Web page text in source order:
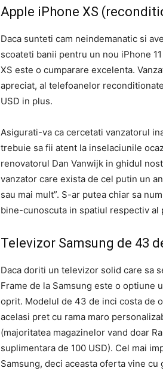
Apple iPhone XS
Daca sunteti cam neindemanatic si
scoateti banii pentru un nou iPhone
XS este o cumparare excelenta.
apreciat, al telefoanelor
USD in plus.
Asigurati-va ca cercetati vanzatorul
trebuie sa fii atent la inselaciunile
renovatorul Dan Vanwijk in ghidul
vanzator care exista de cel putin un
sau mai mult”. S-ar putea chiar sa
bine-cunoscuta in spatiul respectiv al
Televizor Samsung de 43
Daca doriti un televizor solid care sa
Frame de la Samsung este o optiune
oprit. Modelul de 43 de inci costa de
acelasi pret cu rama maro
(majoritatea magazinelor vand doar
suplimentara de 100 USD). Cel mai
Samsung, deci aceasta oferta vine